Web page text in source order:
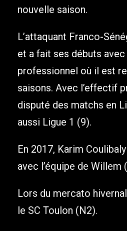
nouvelle saison.
L’attaquant Franco-
et a fait ses débuts avec
professionnel où il est
saisons. Avec l’effectif
disputé des matchs en
aussi Ligue 1 (9).
En 2017, Karim
avec l’équipe de Willem
Lors du mercato
le SC Toulon (N2).